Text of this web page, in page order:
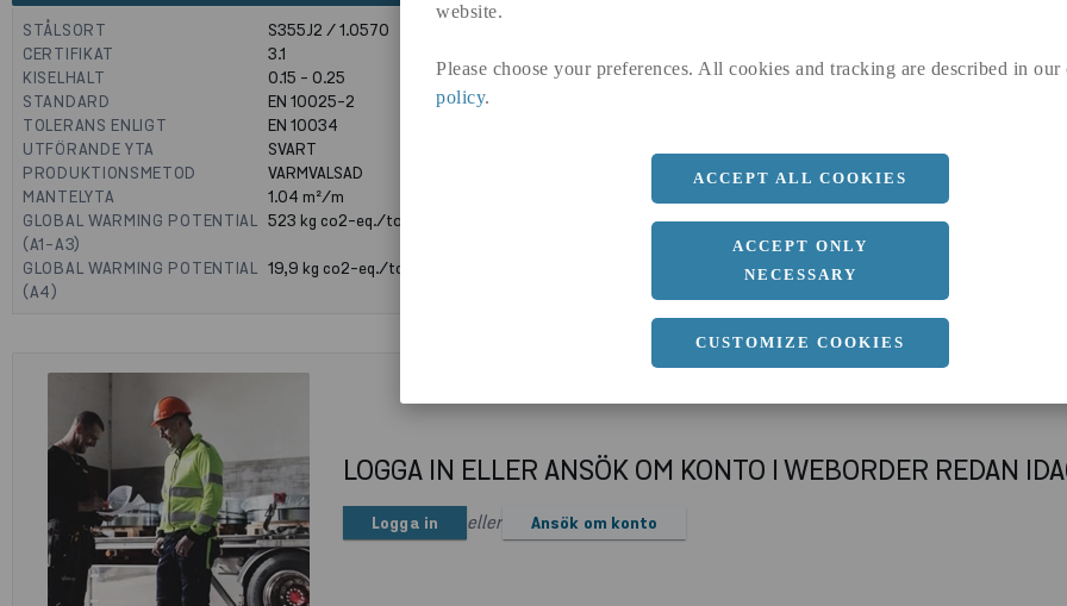
website.
Please choose your preferences. All cookies and tracking are described in our
policy.
ACCEPT ALL COOKIES
ACCEPT ONLY
NECESSARY
CUSTOMIZE COOKIES
STÅLSORT
S355J2 / 1.0570
CERTIFIKAT
3.1
KISELHALT
0.15 - 0.25
STANDARD
EN 10025-2
TOLERANS ENLIGT
EN 10034
UTFÖRANDE YTA
SVART
PRODUKTIONSMETOD
VARMVALSAD
MANTELYTA
1.04m²/m
GLOBAL WARMING POTENTIAL
(A1-A3)
523kg co2-eq./ton
GLOBAL WARMING POTENTIAL
(A4)
19,9kg co2-eq./ton
b 270 MM
d 6.6 MM
LOGGA IN ELLER ANSÖK OM KONTO I WEBORDER REDAN
Logga in eller Ansök om konto